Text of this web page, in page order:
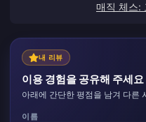
매직 체스:
내 리뷰
이용 경험을 공유해 주세요
아래에 간단한 평점을 남겨 다른
이름